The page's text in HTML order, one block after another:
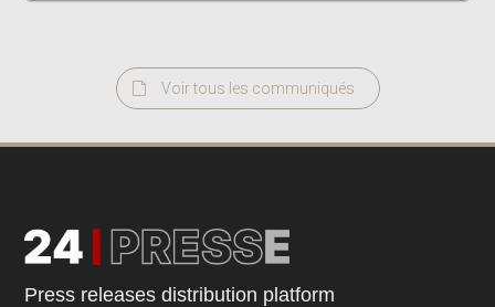
Voir tous les communiqués
Press releases distribution platform